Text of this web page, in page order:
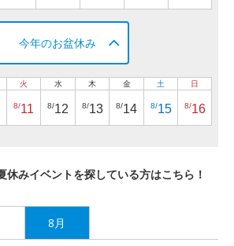
今年のお盆休み
火
8/11
水
8/12
木
8/13
金
8/14
土
8/15
日
8/16
休みイベントを探している方はこちら！
8月